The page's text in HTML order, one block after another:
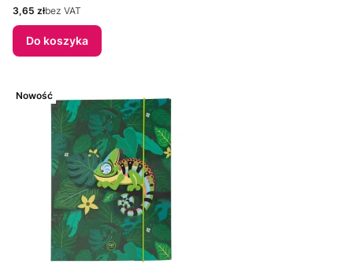
Cena
3,65 złbez VAT
Do koszyka
Nowość